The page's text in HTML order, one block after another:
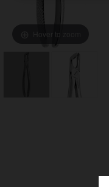
Hover to zoom